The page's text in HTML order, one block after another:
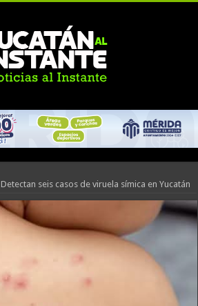
Detectan seis casos de viruela símica en Yucatán